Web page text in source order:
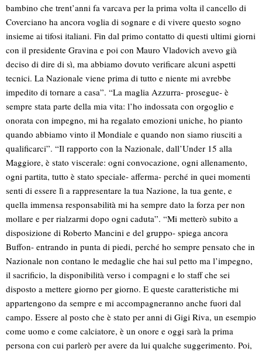
bambino che trent’anni fa varcava per la prima volta il cancello di
Coverciano ha ancora voglia di sognare e di vivere questo sogno
insieme ai tifosi italiani. Fin dal primo contatto di questi ultimi giorni
con il presidente Gravina e poi con Mauro Vladovich avevo già
deciso di dire di sì, ma abbiamo dovuto verificare alcuni aspetti
tecnici. La Nazionale viene prima di tutto e niente mi avrebbe
impedito di tornare a casa”. “La maglia Azzurra- prosegue- è
sempre stata parte della mia vita: l’ho indossata con orgoglio e
onorata con impegno, mi ha regalato emozioni uniche, ho pianto
quando abbiamo vinto il Mondiale e quando non siamo riusciti a
qualificarci”. “Il rapporto con la Nazionale, dall’Under 15 alla
Maggiore, è stato viscerale: ogni convocazione, ogni allenamento,
ogni partita, tutto è stato speciale- afferma- perché in quei momenti
senti di essere lì a rappresentare la tua Nazione, la tua gente, e
quella immensa responsabilità mi ha sempre dato la forza per non
mollare e per rialzarmi dopo ogni caduta”. “Mi metterò subito a
disposizione di Roberto Mancini e del gruppo- spiega ancora
Buffon- entrando in punta di piedi, perché ho sempre pensato che in
Nazionale non contano le medaglie che hai sul petto ma l’impegno,
il sacrificio, la disponibilità verso i compagni e lo staff che sei
disposto a mettere giorno per giorno. E queste caratteristiche mi
appartengono da sempre e mi accompagneranno anche fuori dal
campo. Essere al posto che è stato per anni di Gigi Riva, un esempio
come uomo e come calciatore, è un onore e oggi sarà la prima
persona con cui parlerò per avere da lui qualche suggerimento. Poi,